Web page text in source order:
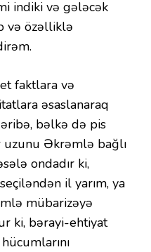
indiki və gələcək
və özəlliklə
faktlara və
əsaslanaraq
bəlkə də pis
Əkrəmlə bağlı
ondadır ki,
il yarım, ya
mübarizəyə
ki, bərayi-ehtiyat